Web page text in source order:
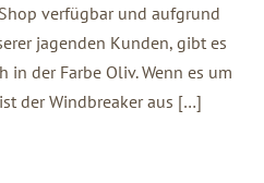
verfügbar und aufgrund
jagenden Kunden, gibt es
in der Farbe Oliv. Wenn es um
der Windbreaker aus […]